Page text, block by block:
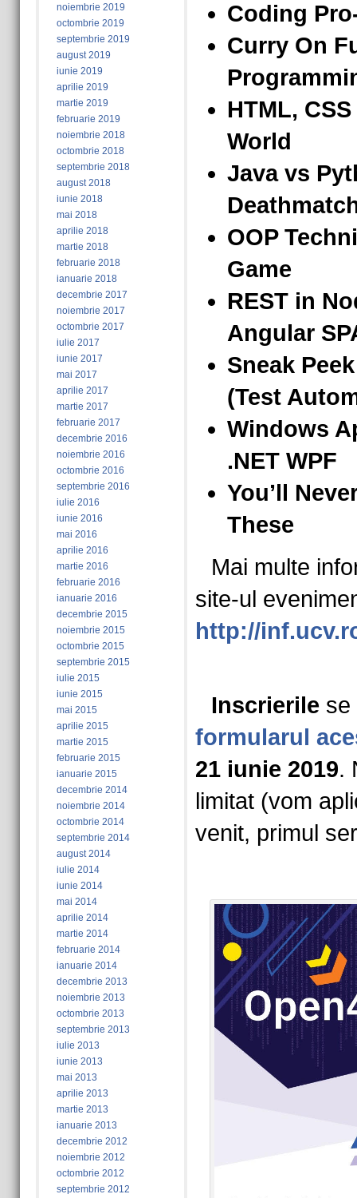
noiembrie 2019
octombrie 2019
septembrie 2019
august 2019
iunie 2019
aprilie 2019
martie 2019
februarie 2019
noiembrie 2018
octombrie 2018
septembrie 2018
august 2018
iunie 2018
mai 2018
aprilie 2018
martie 2018
februarie 2018
ianuarie 2018
decembrie 2017
noiembrie 2017
octombrie 2017
iulie 2017
iunie 2017
mai 2017
aprilie 2017
martie 2017
februarie 2017
decembrie 2016
noiembrie 2016
octombrie 2016
septembrie 2016
iulie 2016
iunie 2016
mai 2016
aprilie 2016
martie 2016
februarie 2016
ianuarie 2016
decembrie 2015
noiembrie 2015
octombrie 2015
septembrie 2015
iulie 2015
iunie 2015
mai 2015
aprilie 2015
martie 2015
februarie 2015
ianuarie 2015
decembrie 2014
noiembrie 2014
octombrie 2014
septembrie 2014
august 2014
iulie 2014
iunie 2014
mai 2014
aprilie 2014
martie 2014
februarie 2014
ianuarie 2014
decembrie 2013
noiembrie 2013
octombrie 2013
septembrie 2013
iulie 2013
iunie 2013
mai 2013
aprilie 2013
martie 2013
ianuarie 2013
decembrie 2012
noiembrie 2012
octombrie 2012
septembrie 2012
Coding
Curry On
HTML,
World
Java vs
OOP
Game
REST in
Angular
Sneak
(Test
Windows
.NET WPF
You’ll
These
Mai multe
site-ul
http://
Inscrierile se
formularul
21 iunie 2019.
limitat (vom
venit, primul